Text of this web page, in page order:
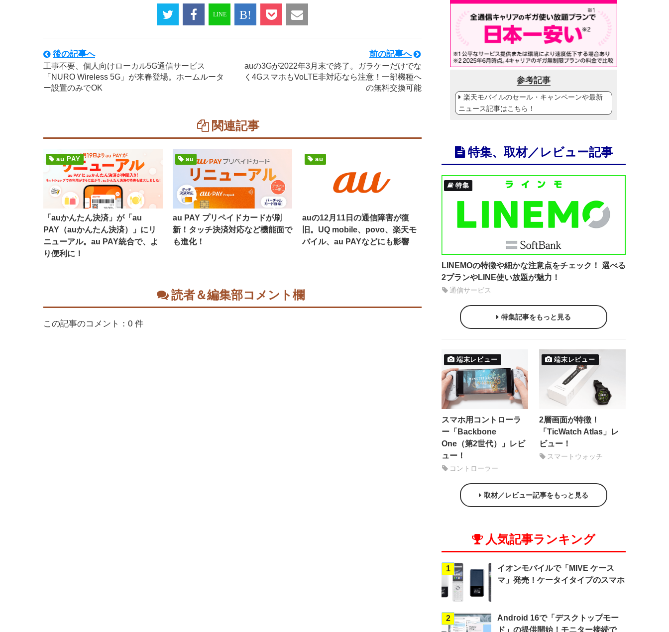
後の記事へ
工事不要、個人向けローカル5G通信サービス
「NURO Wireless 5G」が来春登場。ホームルータ
ー設置のみでOK
前の記事へ
auの3Gが2022年3月末で終了。ガラケーだけでな
く4GスマホもVoLTE非対応なら注意！一部機種へ
の無料交換可能
関連記事
au PAY
「auかんたん決済」が「au
PAY（auかんたん決済）」にリ
ニューアル。au PAY統合で、よ
り便利に！
au
au PAY プリペイドカードが刷
新！タッチ決済対応など機能面で
も進化！
au
auの12月11日の通信障害が復
旧。UQ mobile、povo、楽天モ
バイル、au PAYなどにも影響
読者＆編集部コメント欄
この記事のコメント：0 件
参考記事
楽天モバイルのセール・キャンペーンや最新
ニュース記事はこちら！
特集、取材／レビュー記事
特集
LINEMOの特徴や細かな注意点をチェック！ 選べる
2プランやLINE使い放題が魅力！
通信サービス
特集記事をもっと見る
端末レビュー
スマホ用コントローラ
ー「Backbone
One（第2世代）」レビ
ュー！
コントローラー
端末レビュー
2層画面が特徴！
「TicWatch Atlas」レ
ビュー！
スマートウォッチ
取材／レビュー記事をもっと見る
人気記事ランキング
1
イオンモバイルで「MIVE ケース
マ」発売！ケータイタイプのスマホ
2
Android 16で「デスクトップモー
ド」の提供開始！モニター接続で